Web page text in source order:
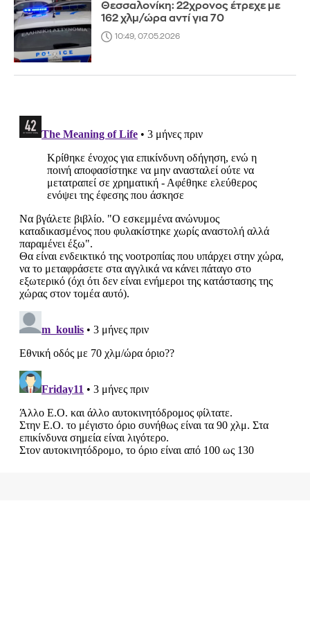
Θεσσαλονίκη: 22χρονος έτρεχε με
162 χλμ/ώρα αντί για 70
10:49, 07.05.2026